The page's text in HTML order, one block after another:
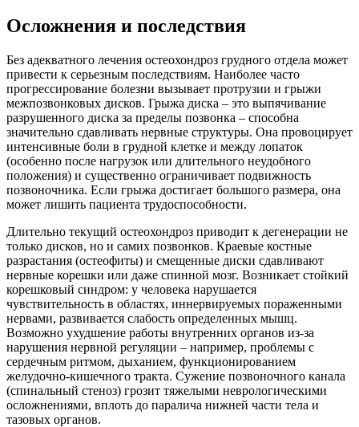
Осложнения и последствия
Без адекватного лечения остеохондроз грудного отдела может
привести к серьезным последствиям. Наиболее часто
прогрессирование болезни вызывает протрузии и грыжи
межпозвонковых дисков. Грыжа диска – это выпячивание
разрушенного диска за пределы позвонка – способна
значительно сдавливать нервные структуры. Она провоцирует
интенсивные боли в грудной клетке и между лопаток
(особенно после нагрузок или длительного неудобного
положения) и существенно ограничивает подвижность
позвоночника. Если грыжа достигает большого размера, она
может лишить пациента трудоспособности.
Длительно текущий остеохондроз приводит к дегенерации не
только дисков, но и самих позвонков. Краевые костные
разрастания (остеофиты) и смещенные диски сдавливают
нервные корешки или даже спинной мозг. Возникает стойкий
корешковый синдром: у человека нарушается
чувствительность в областях, иннервируемых пораженными
нервами, развивается слабость определенных мышц.
Возможно ухудшение работы внутренних органов из-за
нарушения нервной регуляции – например, проблемы с
сердечным ритмом, дыханием, функционированием
желудочно-кишечного тракта. Сужение позвоночного канала
(спинальный стеноз) грозит тяжелыми неврологическими
осложнениями, вплоть до паралича нижней части тела и
тазовых органов.